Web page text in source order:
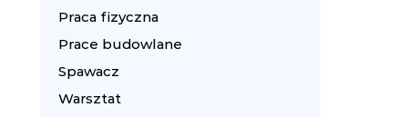
Praca fizyczna
Prace budowlane
Spawacz
Warsztat